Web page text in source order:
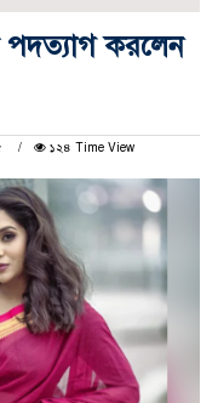
পদত্যাগ করলেন
১২৪ Time View